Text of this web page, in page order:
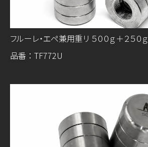
フルーレ・エペ兼用重リ ５００ｇ＋２５０ｇ
品番：TF772U